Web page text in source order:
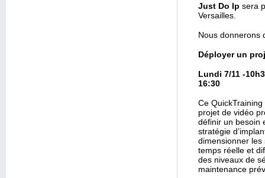
Just Do Ip sera
Versailles.
Nous donnerons
Déployer un
Lundi 7/11 -
16:30
Ce
projet de vidéo
définir un besoin
stratégie
dimensionner les
temps réelle et
des niveaux de
maintenance